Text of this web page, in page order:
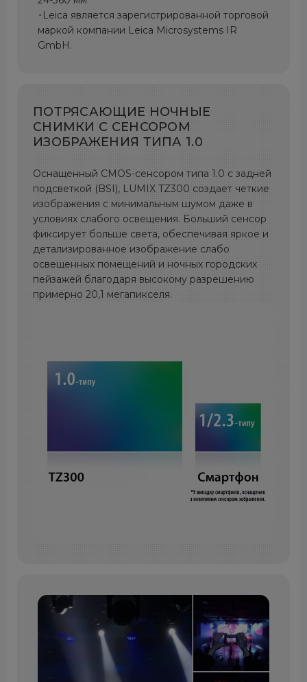
･Leica является зарегистрированной торговой
маркой компании Leica Microsystems IR
GmbH.
ПОТРЯСАЮЩИЕ НОЧНЫЕ
СНИМКИ С СЕНСОРОМ
ИЗОБРАЖЕНИЯ ТИПА 1.0
Оснащенный CMOS-сенсором типа 1.0 с задней
подсветкой (BSI), LUMIX TZ300 создает четкие
изображения с минимальным шумом даже в
условиях слабого освещения. Больший сенсор
фиксирует больше света, обеспечивая яркое и
детализированное изображение слабо
освещенных помещений и ночных городских
пейзажей благодаря высокому разрешению
примерно 20,1 мегапикселя.